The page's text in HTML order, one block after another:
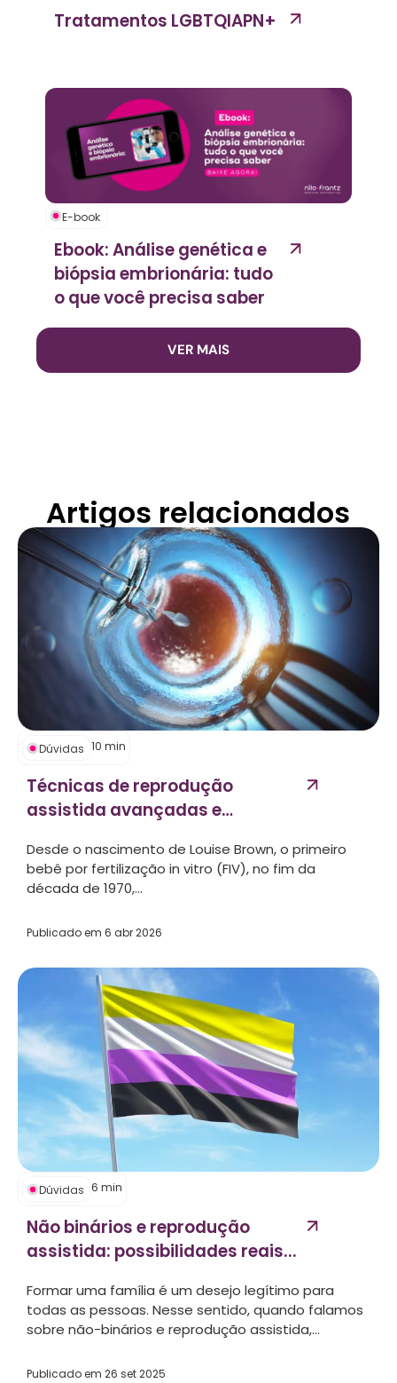
Tratamentos LGBTQIAPN+
E-book
Ebook: Análise genética e
biópsia embrionária: tudo
o que você precisa saber
VER MAIS
Artigos relacionados
Dúvidas 10 min
Técnicas de reprodução
assistida avançadas e
Desde o nascimento de Louise Brown, o primeiro
bebê por fertilização in vitro (FIV), no fim da
década de 1970,...
Publicado em 6 abr 2026
Dúvidas 6 min
Não binários e reprodução
assistida: possibilidades reais...
Formar uma família é um desejo legítimo para
todas as pessoas. Nesse sentido, quando falamos
sobre não-binários e reprodução assistida,...
Publicado em 26 set 2025